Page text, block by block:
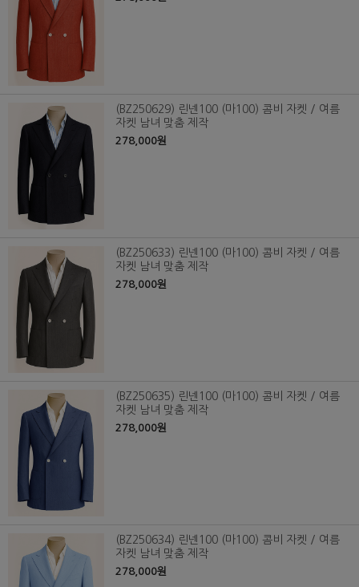
(BZ250629) 린넨100 (마100) 콤비 자켓 / 여름
자켓 남녀 맞춤 제작
278,000원
(BZ250633) 린넨100 (마100) 콤비 자켓 / 여름
자켓 남녀 맞춤 제작
278,000원
(BZ250635) 린넨100 (마100) 콤비 자켓 / 여름
자켓 남녀 맞춤 제작
278,000원
(BZ250634) 린넨100 (마100) 콤비 자켓 / 여름
자켓 남녀 맞춤 제작
278,000원